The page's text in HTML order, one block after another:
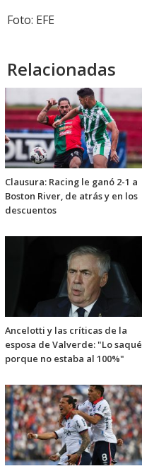
Foto: EFE
Relacionadas
Clausura: Racing le ganó 2-1 a
Boston River, de atrás y en los
descuentos
Ancelotti y las críticas de la
esposa de Valverde: "Lo saqué
porque no estaba al 100%"